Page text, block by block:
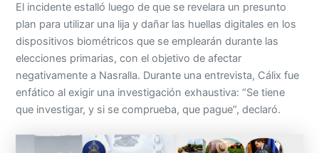
El incidente estalló luego de que se revelara un presunto
plan para utilizar una lija y dañar las huellas digitales en los
dispositivos biométricos que se emplearán durante las
elecciones primarias, con el objetivo de afectar
negativamente a Nasralla. Durante una entrevista, Cálix fue
enfático al exigir una investigación exhaustiva: “Se tiene
que investigar, y si se comprueba, que pague”, declaró.